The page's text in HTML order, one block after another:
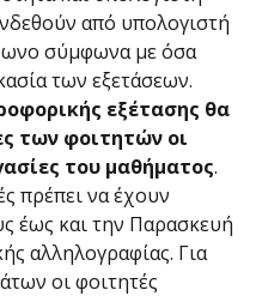
από υπολογιστή
σύμφωνα με όσα
των εξετάσεων.
εξέτασης θα
των φοιτητών οι
του μαθήματος.
πρέπει να έχουν
έως και την Παρασκευή
αλληλογραφίας. Για
οι φοιτητές